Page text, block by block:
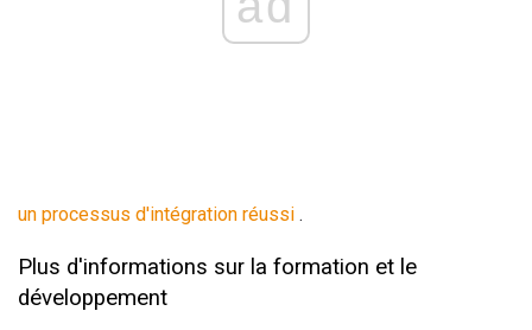
un processus d'intégration réussi .
Plus d'informations sur la formation et le
développement